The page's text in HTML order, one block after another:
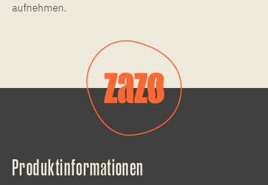
aufnehmen.
Produktinformationen